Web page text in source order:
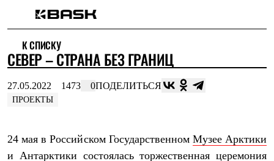
Интернет-магазин
Мужская одежда
Утепленная пухом
Куртки
Брюки
Жилеты
Куртки
Брюки
К СПИСКУ
СЕВЕР – СТРАНА БЕЗ ГРАНИЦ
27.05.2022 1473 0ПОДЕЛИТЬСЯ
ПРОЕКТЫ
24 мая в Российском Государственном Музее Арктики
и Антарктики состоялась торжественная церемония